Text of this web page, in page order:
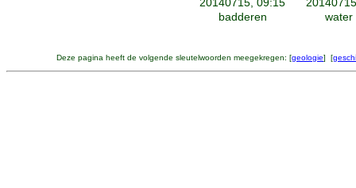
badderen
water
Deze pagina heeft de volgende sleutelwoorden meegekregen: [geologie] [